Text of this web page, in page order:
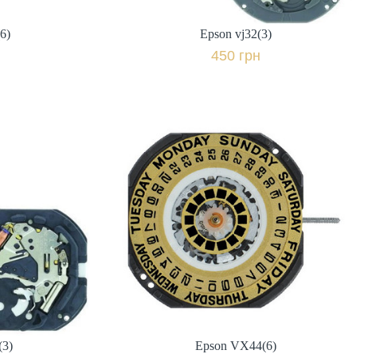
Купити в 1 клік
Epson vj32(3)
450 грн
Epson VX44(6)
Виробник: Японія,
900 грн.
+ порівняти
Epson VX44(6)